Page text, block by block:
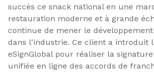
succès ce snack national en une
restauration moderne et à grande
continue de mener le
dans l'industrie. Ce client a introduit
eSignGlobal pour réaliser la
unifiée en ligne des accords de